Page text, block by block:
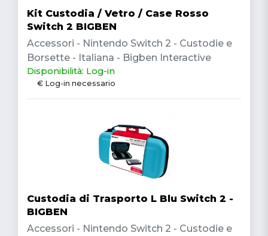
Kit Custodia / Vetro / Case Rosso
Switch 2 BIGBEN
Accessori - Nintendo Switch 2 - Custodie e
Borsette - Italiana - Bigben Interactive
Disponibilità: Log-in
€ Log-in necessario
Custodia di Trasporto L Blu Switch 2 -
BIGBEN
Accessori - Nintendo Switch 2 - Custodie e